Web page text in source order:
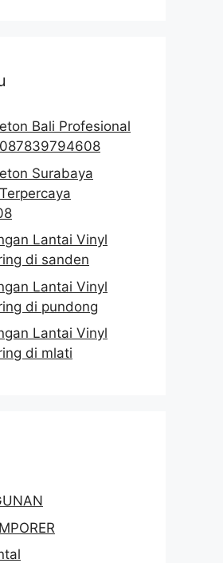
Bali Profesional
Surabaya
Lantai Vinyl
di sanden
Lantai Vinyl
di pundong
Lantai Vinyl
di mlati